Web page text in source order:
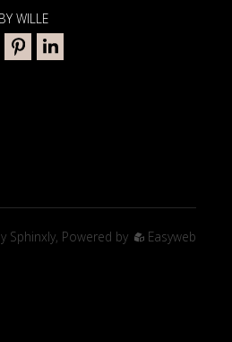
WILLE
Sphinxly, Powered by Easyweb